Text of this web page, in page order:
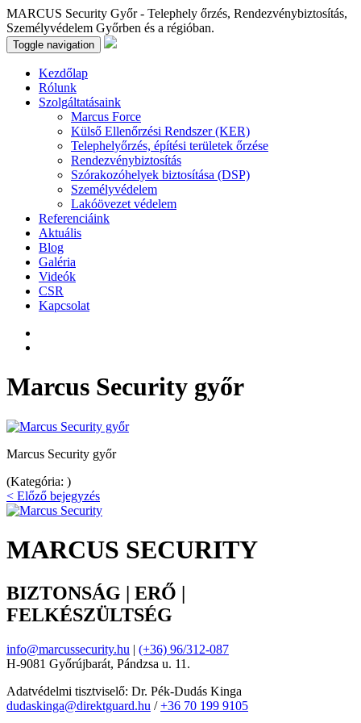
MARCUS Security Győr - Telephely őrzés, Rendezvénybiztosítás,
Személyvédelem Győrben és a régióban.
Toggle navigation
Kezdőlap
Rólunk
Szolgáltatásaink
Marcus Force
Külső Ellenőrzési Rendszer (KER)
Telephelyőrzés, építési területek őrzése
Rendezvénybiztosítás
Szórakozóhelyek biztosítása (DSP)
Személyvédelem
Lakóövezet védelem
Referenciáink
Aktuális
Blog
Galéria
Videók
CSR
Kapcsolat
Marcus Security győr
Marcus Security győr
(Kategória: )
< Előző bejegyzés
MARCUS SECURITY
BIZTONSÁG | ERŐ |
FELKÉSZÜLTSÉG
info@marcussecurity.hu | (+36) 96/312-087
H-9081 Győrújbarát, Pándzsa u. 11.
Adatvédelmi tisztviselő: Dr. Pék-Dudás Kinga
dudaskinga@direktguard.hu /+36 70 199 9105